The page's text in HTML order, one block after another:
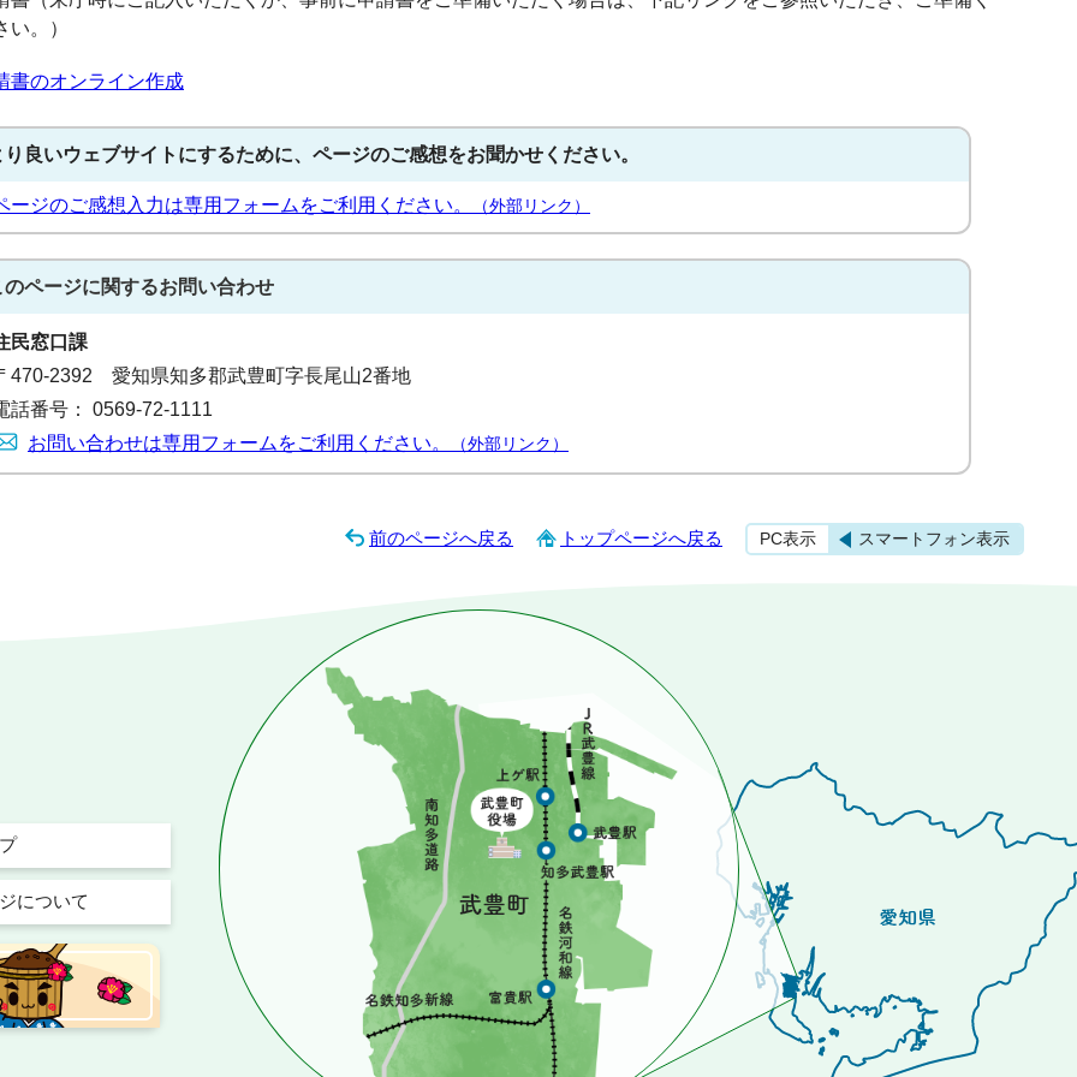
い。）
書のオンライン作成
り良いウェブサイトにするために、ページのご感想をお聞かせください。
ージのご感想入力は専用フォームをご利用ください。 （外部リンク）
のページに関するお問い合わせ
民窓口課
470-2392 愛知県知多郡武豊町字長尾山2番地
話番号： 0569-72-1111
お問い合わせは専用フォームをご利用ください。
（外部リンク）
前のページへ戻る トップページへ戻る PC表示 スマートフォン表示
について